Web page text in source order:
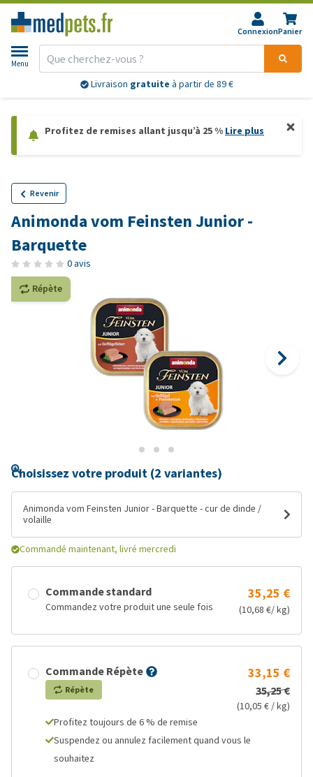
ConnexionPanier
Menu
Livraison gratuite à partir de 89 €
Profitez de remises allant jusqu’à 25 % Lire plus
Revenir
Animonda vom Feinsten Junior -
Barquette
0 avis
Répète
Choisissez votre produit (2 variantes)
Animonda vom Feinsten Junior - Barquette - cur de dinde /
volaille
Commandé maintenant, livré mercredi
Commande standard
Commandez votre produit une seule fois
35,25 €
(10,68 €/ kg)
Commande Répète
Répète
33,15 €
35,25 €
(10,05 € / kg)
Profitez toujours de 6 % de remise
Suspendez ou annulez facilement quand vous le
souhaitez